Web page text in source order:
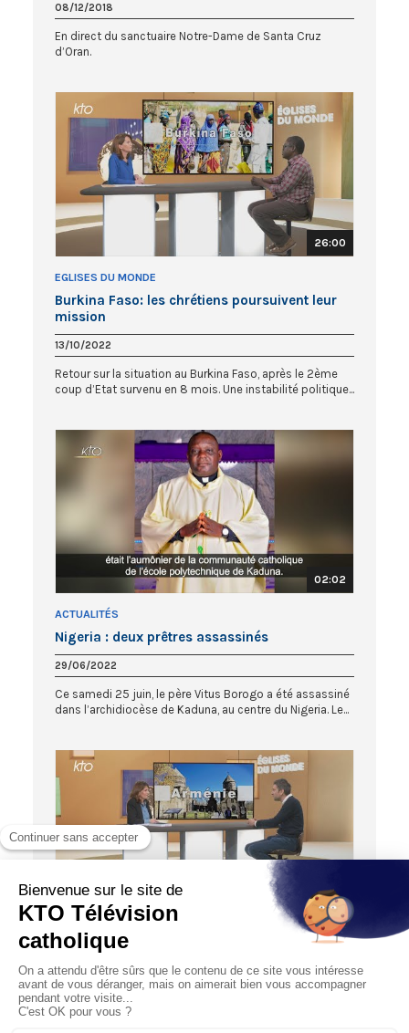
08/12/2018
En direct du sanctuaire Notre-Dame de Santa Cruz
d’Oran.
26:00
EGLISES DU MONDE
Burkina Faso: les chrétiens poursuivent leur
mission
13/10/2022
Retour sur la situation au Burkina Faso, après le 2ème
coup d’Etat survenu en 8 mois. Une instabilité politique...
02:02
ACTUALITÉS
Nigeria : deux prêtres assassinés
29/06/2022
Ce samedi 25 juin, le père Vitus Borogo a été assassiné
dans l’archidiocèse de Kaduna, au centre du Nigeria. Le...
27:04
EGLISES DU MONDE
Arménie: un conflit oublié
20/10/2022
On porte à nouveau notre regard sur un conflit oublié,